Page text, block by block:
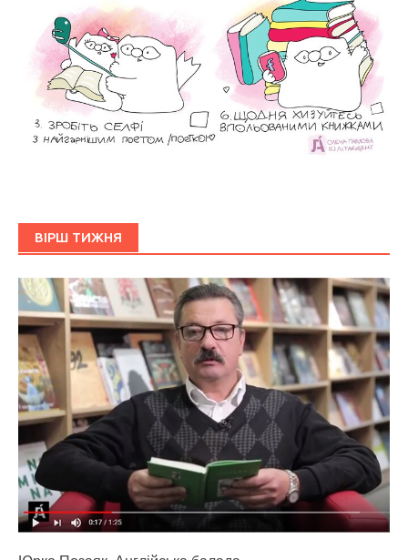
ВІРШ ТИЖНЯ